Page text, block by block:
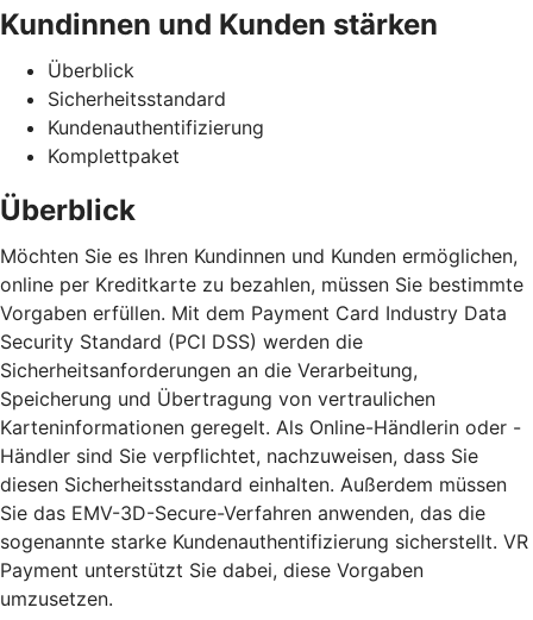
Kundinnen und Kunden stärken
Überblick
Sicherheitsstandard
Kundenauthentifizierung
Komplettpaket
Überblick
Möchten Sie es Ihren Kundinnen und Kunden ermöglichen,
online per Kreditkarte zu bezahlen, müssen Sie bestimmte
Vorgaben erfüllen. Mit dem Payment Card Industry Data
Security Standard (PCI DSS) werden die
Sicherheitsanforderungen an die Verarbeitung,
Speicherung und Übertragung von vertraulichen
Karteninformationen geregelt. Als Online-Händlerin oder -
Händler sind Sie verpflichtet, nachzuweisen, dass Sie
diesen Sicherheitsstandard einhalten. Außerdem müssen
Sie das EMV-3D-Secure-Verfahren anwenden, das die
sogenannte starke Kundenauthentifizierung sicherstellt. VR
Payment unterstützt Sie dabei, diese Vorgaben
umzusetzen.